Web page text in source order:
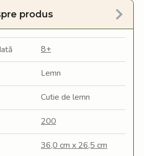
produs
8+
Lemn
Cutie de lemn
200
36,0 cm x 26,5 cm